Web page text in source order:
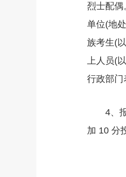
烈士配
单位(地
族考生(
上人员(
行政部门
4、报
加 10 分